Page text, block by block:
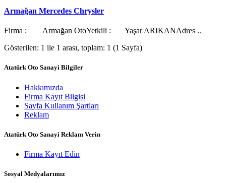
Armağan Mercedes Chrysler
Firma : Armağan OtoYetkili : Yaşar ARIKANAdres ..
Gösterilen: 1 ile 1 arası, toplam: 1 (1 Sayfa)
Atatürk Oto Sanayi Bilgiler
Hakkımızda
Firma Kayıt Bilgisi
Sayfa Kullanım Şartları
Reklam
Atatürk Oto Sanayi Reklam Verin
Firma Kayıt Edin
Sosyal Medyalarımız